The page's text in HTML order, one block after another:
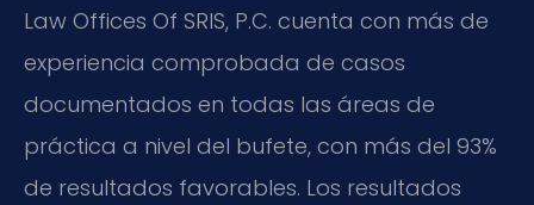
Law Offices Of SRIS, P.C. cuenta con más de
experiencia comprobada de casos
documentados en todas las áreas de
práctica a nivel del bufete, con más del 93%
de resultados favorables. Los resultados